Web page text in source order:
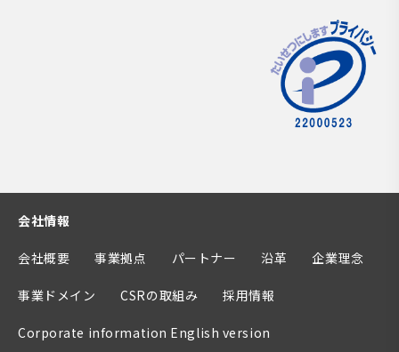
会社情報
会社概要 事業拠点 パートナー 沿革 企業理念
事業ドメイン CSRの取組み 採用情報
Corporate information English version